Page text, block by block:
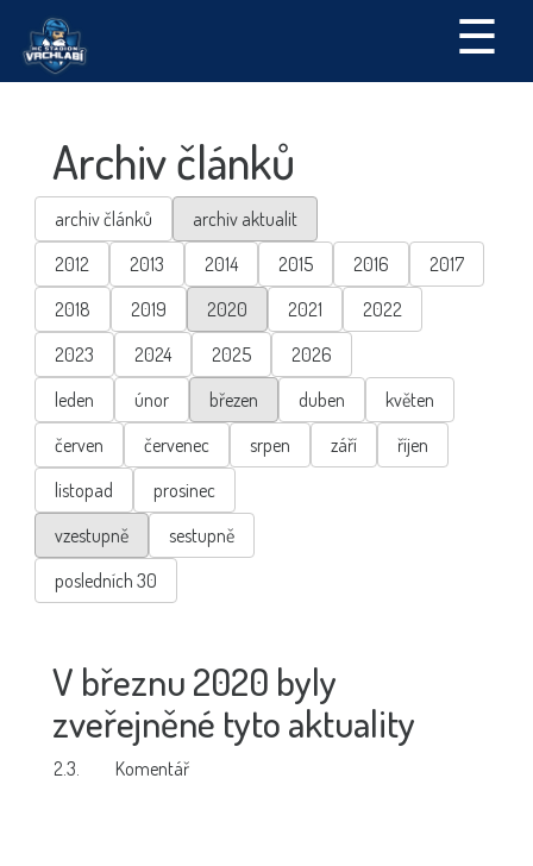
☰
Archiv článků
archiv článků
archiv aktualit
2012
2013 2014 2015 2016
2017
2018
2019 2020 2021
2022
2023
2024 2025
2026
leden
únor březen duben
květen
červen
červenec srpen září
říjen
listopad
prosinec
vzestupně
sestupně
posledních 30
V březnu 2020 byly
zveřejněné tyto aktuality
2.3. Komentář